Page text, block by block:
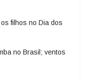
filhos no Dia dos
no Brasil; ventos